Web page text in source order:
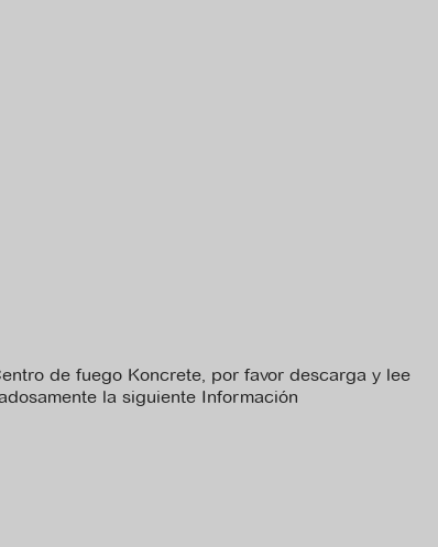
de fuego Koncrete, por favor descarga y lee
la siguiente Información